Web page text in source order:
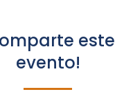
este
evento!